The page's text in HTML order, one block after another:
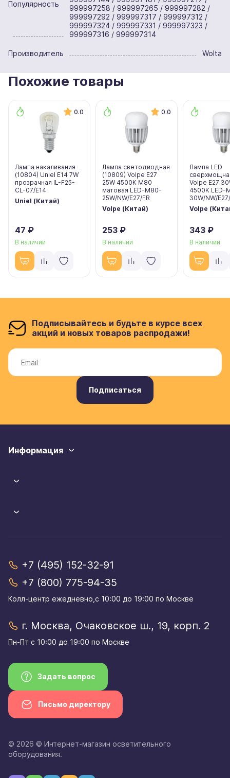
Популярность
999997258 / 999997265 / 999997282 /
999997292 / 999997317 / 999997312 /
999997324 / 999997331 / 999997323 /
999997316 / 999997314
Производитель Wolta
Похожие товары
0.0
Лампа накаливания
(10804) Uniel E14 7W
прозрачная IL-F25-
CL-07/E14
Uniel (Китай)
47 ₽
В наличии
0.0
Лампа светодиодная
(10809) Volpe E27
25W 4500K M80
матовая LED-M80-
25W/NW/E27/FR
Volpe (Китай)
253 ₽
В наличии
Лампа LED
Volpe E27
4500K LED-
30W/NW/
Volpe
343 ₽
В наличии
Подписывайтесь и будьте в курсе всех
акций и новых товаров распродажи!
Подписаться
Информация
+7 (495) 152-32-91
+7 (800) 775-94-35
Колл-центр eжедневно,с 10:00 до 19:00 по Москве
г. Москва, Очаковское ш., 19, корп. 2
Пн-Пт с 10:00 до 19:00 по Москве
Задать вопрос
Письмо директору
© 2026 © Интернет-магазин осветительного
оборудования.